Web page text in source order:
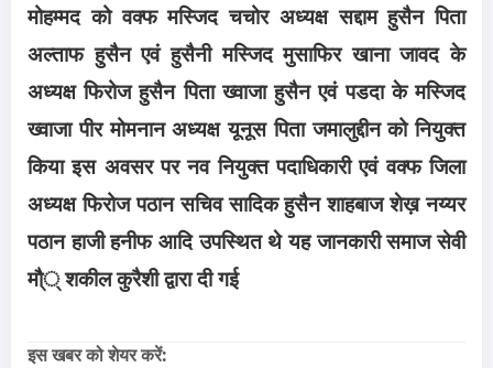
मोहम्मद को वक्फ मस्जिद चचोर अध्यक्ष सद्दाम हुसैन पिता
अल्ताफ हुसैन एवं हुसैनी मस्जिद मुसाफिर खाना जावद के
अध्यक्ष फिरोज हुसैन पिता ख्वाजा हुसैन एवं पडदा के मस्जिद
ख्वाजा पीर मोमनान अध्यक्ष यूनूस पिता जमालुद्दीन को नियुक्त
किया इस अवसर पर नव नियुक्त पदाधिकारी एवं वक्फ जिला
अध्यक्ष फिरोज पठान सचिव सादिक हुसैन शाहबाज शेख़ नय्यर
पठान हाजी हनीफ आदि उपस्थित थे यह जानकारी समाज सेवी
मौ्् शकील कुरैशी द्वारा दी गई
इस खबर को शेयर करें: